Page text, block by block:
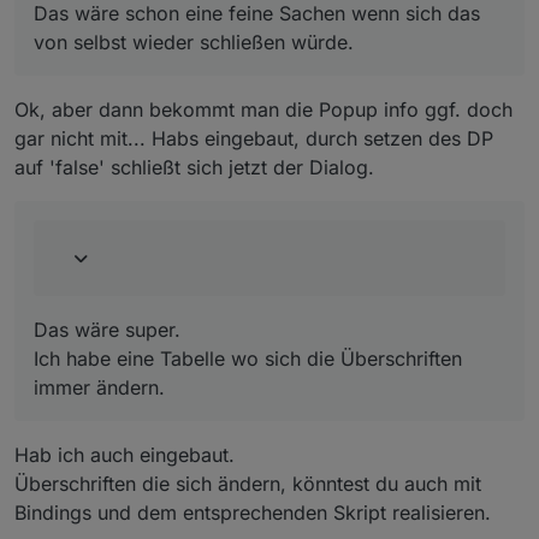
immer ändern.
Das wäre schon eine feine Sachen wenn sich das
von selbst wieder schließen würde.
Ok, aber dann bekommt man die Popup info ggf. doch
gar nicht mit... Habs eingebaut, durch setzen des DP
auf 'false' schließt sich jetzt der Dialog.
Das wäre super.
Ich habe eine Tabelle wo sich die Überschriften
immer ändern.
Hab ich auch eingebaut.
Überschriften die sich ändern, könntest du auch mit
Bindings und dem entsprechenden Skript realisieren.